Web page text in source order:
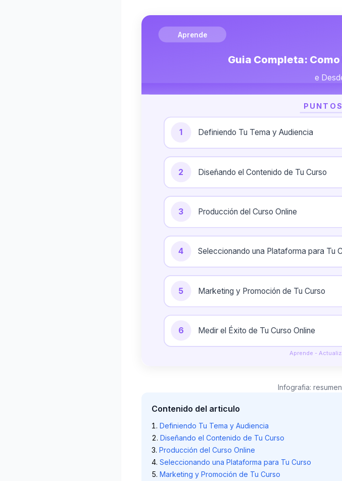
Aprende
Guia Completa:
e
1 Definiendo Tu Tema y Audiencia
2 Diseñando el Contenido de Tu Curso
3 Producción del Curso Online
4 Seleccionando una Plataforma para Tu
5 Marketing y Promoción de Tu Curso
6 Medir el Éxito de Tu Curso Online
Aprende -
Infografia:
Contenido del articulo
Definiendo Tu Tema y Audiencia
Diseñando el Contenido de Tu Curso
Producción del Curso Online
Seleccionando una Plataforma para Tu Curso
Marketing y Promoción de Tu Curso